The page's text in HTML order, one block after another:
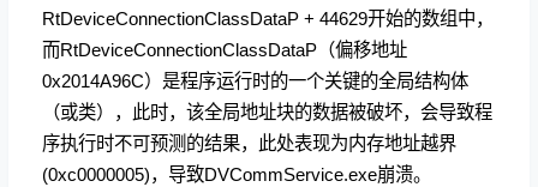
RtDeviceConnectionClassDataP + 44629开始的数组中，
而RtDeviceConnectionClassDataP（偏移地址
0x2014A96C）是程序运行时的一个关键的全局结构体
（或类），此时，该全局地址块的数据被破坏，会导致程
序执行时不可预测的结果，此处表现为内存地址越界
(0xc0000005)，导致DVCommService.exe崩溃。